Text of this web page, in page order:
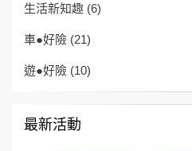
生活新知趣 (6)
車●好險 (21)
遊●好險 (10)
最新活動